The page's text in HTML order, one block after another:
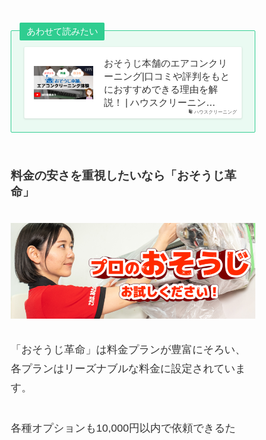
あわせて読みたい
ハウスクリーニング
おそうじ本舗のエアコンクリ
ーニング|口コミや評判をもと
におすすめできる理由を解
説！ | ハウスクリーニン…
料金の安さを重視したいなら「おそうじ革
命」
「おそうじ革命」は料金プランが豊富にそろい、
各プランはリーズナブルな料金に設定されていま
す。
各種オプションも10,000円以内で依頼できるた